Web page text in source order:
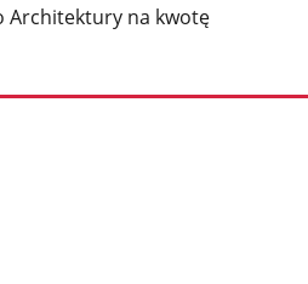
Architektury na kwotę